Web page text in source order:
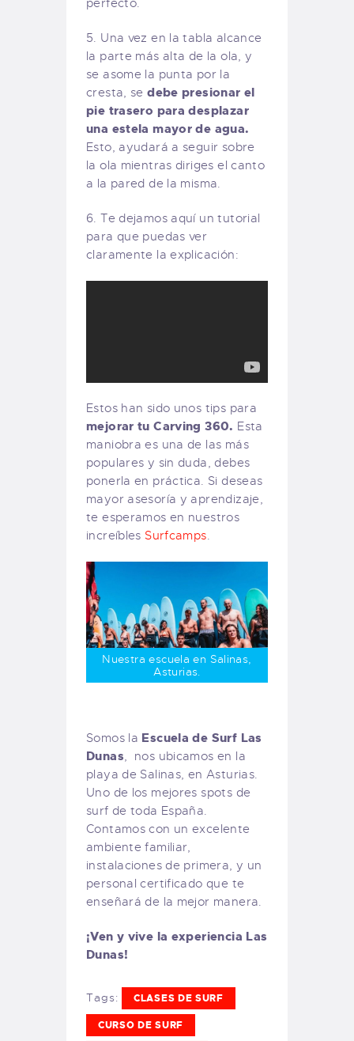
5. Una vez en la tabla alcance
la parte más alta de la ola, y
se asome la punta por la
cresta, sedebe presionar el
pie trasero para desplazar
una estela mayor de agua.
Esto, ayudará a seguir sobre
la ola mientras diriges el canto
a la pared de la misma.
6. Te dejamos aquí un tutorial
para que puedas ver
claramente la explicación:
Estos han sido unos tips para
mejorar tu Carving 360. Esta
maniobra es una de las más
populares y sin duda, debes
ponerla en práctica. Si deseas
mayor asesoría y aprendizaje,
te esperamos en nuestros
increíblesSurfcamps
Nuestra escuela en Salinas,
Asturias.
Somos la Escuela de Surf Las
Dunas, nos ubicamos en la
playa de Salinas, en Asturias.
Uno de los mejores spots de
surf de toda España.
Contamos con un excelente
ambiente familiar,
instalaciones de primera, y un
personal certificado que te
enseñará de la mejor manera.
¡Ven y vive la experiencia Las
Dunas!
Tags: CLASES DE SURF
CURSO DE SURF